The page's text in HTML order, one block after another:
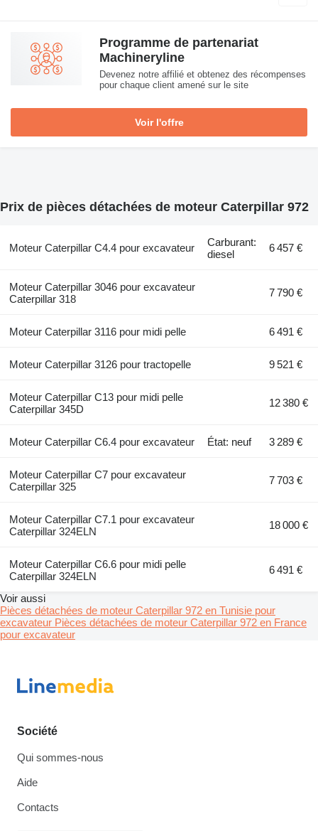
Programme de partenariat
Machineryline
Devenez notre affilié et obtenez des récompenses
pour chaque client amené sur le site
Voir l'offre
Prix de pièces détachées de moteur Caterpillar 972
Moteur Caterpillar C4.4 pour excavateur
Carburant:
diesel
6 457 €
Moteur Caterpillar 3046 pour excavateur
Caterpillar 318
7 790 €
Moteur Caterpillar 3116 pour midi pelle 6 491 €
Moteur Caterpillar 3126 pour tractopelle 9 521 €
Moteur Caterpillar C13 pour midi pelle
Caterpillar 345D
12 380 €
Moteur Caterpillar C6.4 pour excavateur État: neuf 3 289 €
Moteur Caterpillar C7 pour excavateur
Caterpillar 325
7 703 €
Moteur Caterpillar C7.1 pour excavateur
Caterpillar 324ELN
18 000 €
Moteur Caterpillar C6.6 pour midi pelle
Caterpillar 324ELN
6 491 €
Voir aussi
Pièces détachées de moteur Caterpillar 972 en Tunisie pour
excavateur Pièces détachées de moteur Caterpillar 972 en France
pour excavateur
Société
Qui sommes-nous
Aide
Contacts